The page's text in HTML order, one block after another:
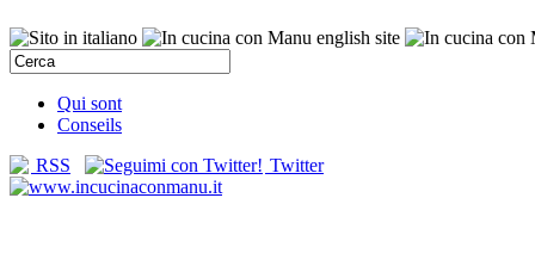
Qui sont
Conseils
RSS
Twitter